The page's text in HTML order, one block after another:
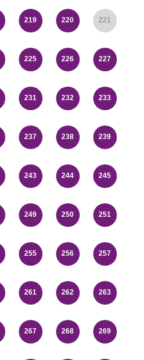
219 220 221
225 226 227
231 232 233
237 238 239
243 244 245
249 250 251
255 256 257
261 262 263
267 268 269